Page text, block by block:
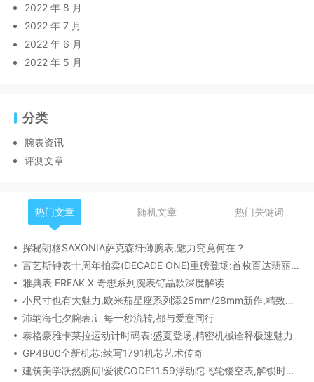
2022 年 8 月
2022 年 7 月
2022 年 6 月
2022 年 5 月
分类
腕表资讯
评测文章
热门文章 随机文章 热门关键词
探秘朗格SAXONIA萨克森纤薄腕表,魅力究竟何在？
富艺斯钟表十周年拍卖(DECADE ONE)重磅登场:首枚百达翡丽1518精钢腕表领衔呈献
雅典表 FREAK X 奇想系列腕表钌晶款深度解读​
小尺寸也有大魅力,欧米茄星座系列添25mm/28mm新作,精致感拉满
沛纳海七夕腕表:让每一秒流转,都与爱意同行
泰格豪雅卡莱拉运动计时码表:盛夏登场,精密机械诠释极速魅力
GP4800全新机芯:续写1791机芯艺术传奇
建筑美学跃然腕间!爱彼CODE11.59浮动陀飞轮镂空表,解锁时间律动新形态